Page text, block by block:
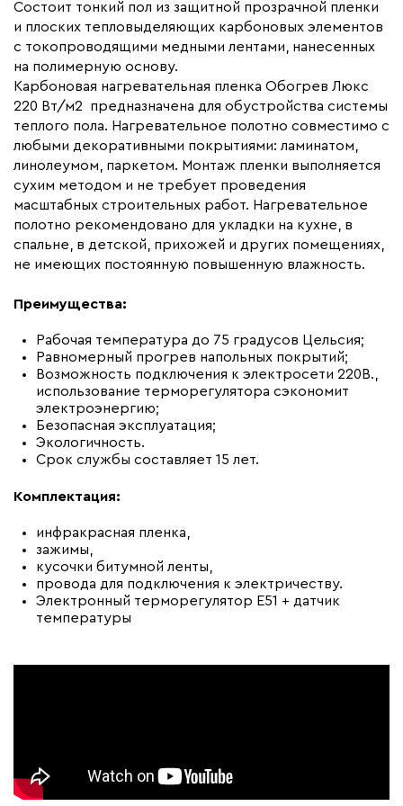
Макс. ток нагрузки (А) 12.8
Ширина (мм) 800
Толщина (мм)
Длина установочного провода, м 2x13
Страна производства
Гарантия (год)
Срок службы(год) 15
Вес (кг)
Коллекция
Комплекты Обогрев Люкс
80PL
Состоит тонкий пол из защитной прозрачной пленки
и плоских тепловыделяющих карбоновых элементов
с токопроводящими медными лентами, нанесенных
на полимерную основу.
Карбоновая нагревательная пленка Обогрев Люкс
220 Вт/м2 предназначена для обустройства системы
теплого пола. Нагревательное полотно совместимо с
любыми декоративными покрытиями: ламинатом,
линолеумом, паркетом. Монтаж пленки выполняется
сухим методом и не требует проведения
масштабных строительных работ. Нагревательное
полотно рекомендовано для укладки на кухне, в
спальне, в детской, прихожей и других помещениях,
не имеющих постоянную повышенную влажность.
Преимущества:
Рабочая температура до 75 градусов Цельсия;
Равномерный прогрев напольных покрытий;
Возможность подключения к электросети 220В.,
использование терморегулятора сэкономит
электроэнергию;
Безопасная эксплуатация;
Экологичность.
Срок службы составляет 15 лет.
Комплектация:
инфракрасная пленка,
зажимы,
кусочки битумной ленты,
провода для подключения к электричеству.
Электронный терморегулятор Е51 + датчик
температуры